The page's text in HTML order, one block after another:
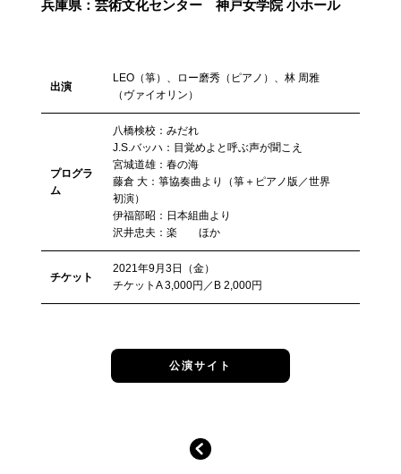
兵庫県：芸術文化センター 神戸女学院 小ホール
出演
LEO（箏）、ロー磨秀（ピアノ）、林 周雅
（ヴァイオリン）
プログラ
ム
八橋検校：みだれ
J.S.バッハ：目覚めよと呼ぶ声が聞こえ
宮城道雄：春の海
藤倉 大：箏協奏曲より（箏＋ピアノ版／世界
初演）
伊福部昭：日本組曲より
沢井忠夫：楽 ほか
チケット
2021年9月3日（金）
チケットA 3,000円／B 2,000円
公演サイト